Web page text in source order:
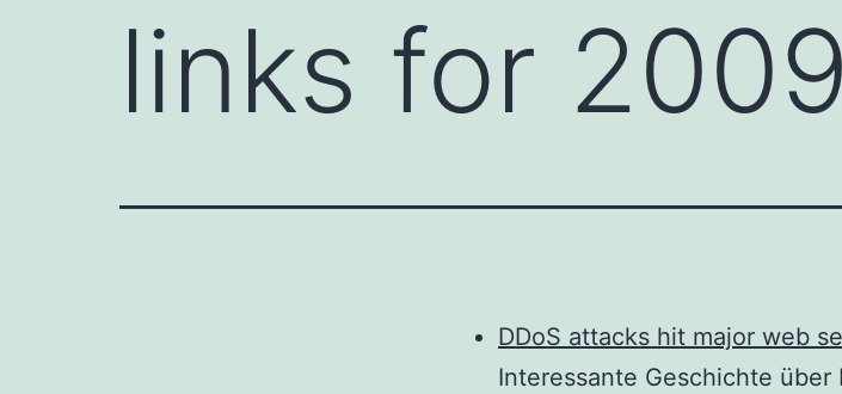
links for
DDoS attacks hit major web
Interessante Geschichte über